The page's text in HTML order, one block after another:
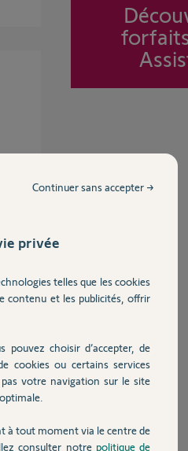
privée
telles que les cookies
contenu et les publicités, offrir
choisir d’accepter, de
cookies ou certains services
votre navigation sur le site
à tout moment via le centre de
consulter notre politique de
Continuer sans accepter →